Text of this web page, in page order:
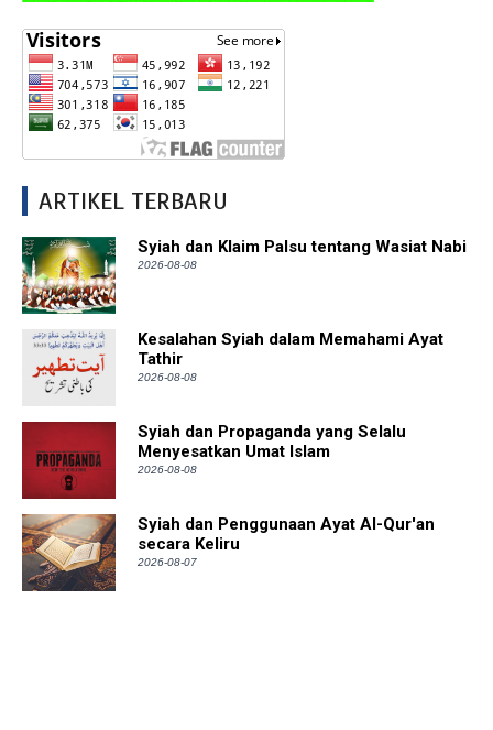
ARTIKEL TERBARU
Syiah dan Klaim Palsu tentang Wasiat Nabi
2026-08-08
Kesalahan Syiah dalam Memahami Ayat
Tathir
2026-08-08
Syiah dan Propaganda yang Selalu
Menyesatkan Umat Islam
2026-08-08
Syiah dan Penggunaan Ayat Al-Qur'an
secara Keliru
2026-08-07